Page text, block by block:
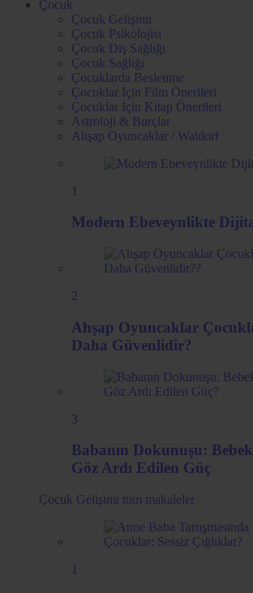
Çocuk
Çocuk Gelişimi
Çocuk Psikolojisi
Çocuk Diş Sağlığı
Çocuk Sağlığı
Çocuklarda Beslenme
Çocuklar İçin Film Önerileri
Çocuklar İçin Kitap Önerileri
Astroloji & Burçlar
Ahşap Oyuncaklar / Waldorf
1
Modern Ebeveynlikte
2
Ahşap Oyuncaklar
Daha Güvenlidir?
3
Babanın Dokunuşu:
Göz Ardı Edilen Güç
Çocuk Gelişimi tüm makaleler
1